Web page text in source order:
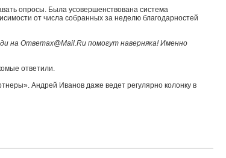
опросы. Была усовершенствована система
от числа собранных за неделю благодарностей
на Ответах@Mail.Ru помогут наверняка! Именно
ответили.
Андрей Иванов даже ведет регулярно колонку в